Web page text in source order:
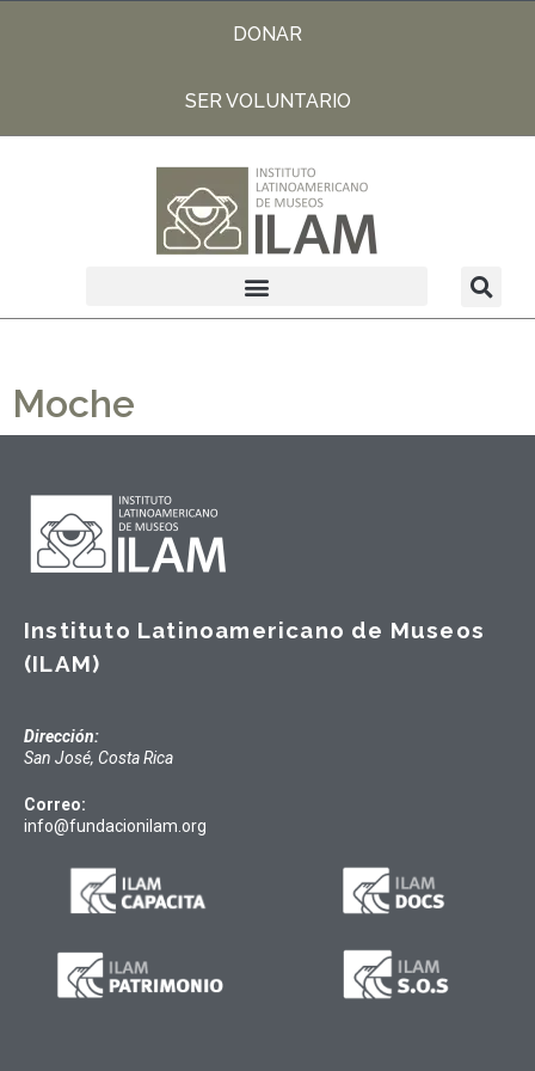
DONAR
SER VOLUNTARIO
Moche
Instituto Latinoamericano de Museos
(ILAM)
Dirección:
San José, Costa Rica
Correo:
info@fundacionilam.org